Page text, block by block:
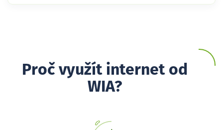
Proč využít internet od
WIA?